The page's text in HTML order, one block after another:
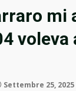
mi
Settembre 25, 2025